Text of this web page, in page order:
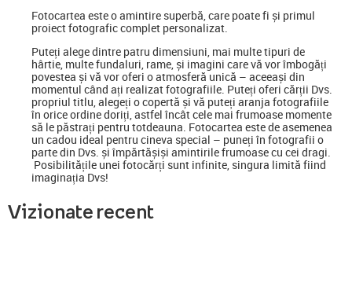
Fotocartea este o amintire superbă, care poate fi și primul
proiect fotografic complet personalizat.
Puteți alege dintre patru dimensiuni, mai multe tipuri de
hârtie, multe fundaluri, rame, și imagini care vă vor îmbogăți
povestea și vă vor oferi o atmosferă unică – aceeași din
momentul când ați realizat fotografiile. Puteți oferi cărții Dvs.
propriul titlu, alegeți o copertă și vă puteți aranja fotografiile
în orice ordine doriți, astfel încât cele mai frumoase momente
să le păstrați pentru totdeauna. Fotocartea este de asemenea
un cadou ideal pentru cineva special – puneți în fotografii o
parte din Dvs. și împărtășiși amintirile frumoase cu cei dragi.
Posibilitățile unei fotocărți sunt infinite, singura limită fiind
imaginația Dvs!
Vizionate recent